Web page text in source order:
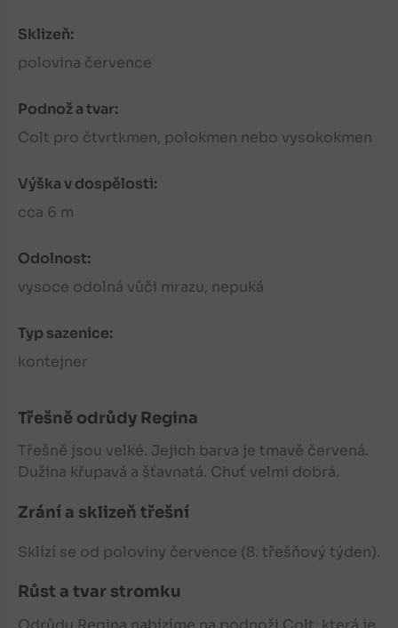
Sklizeň:
polovina července
Podnož a tvar:
Colt pro čtvrtkmen, polokmen nebo vysokokmen
Výška v dospělosti:
cca 6 m
Odolnost:
vysoce odolná vůči mrazu, nepuká
Typ sazenice:
kontejner
Třešně odrůdy Regina
Třešně jsou velké. Jejich barva je tmavě červená.
Dužina křupavá a šťavnatá. Chuť velmi dobrá.
Zrání a sklizeň třešní
Sklízí se od poloviny července (8. třešňový týden).
Růst a tvar stromku